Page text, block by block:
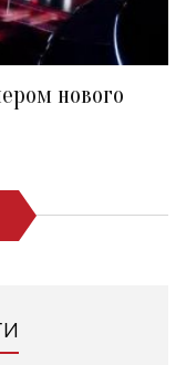
нового